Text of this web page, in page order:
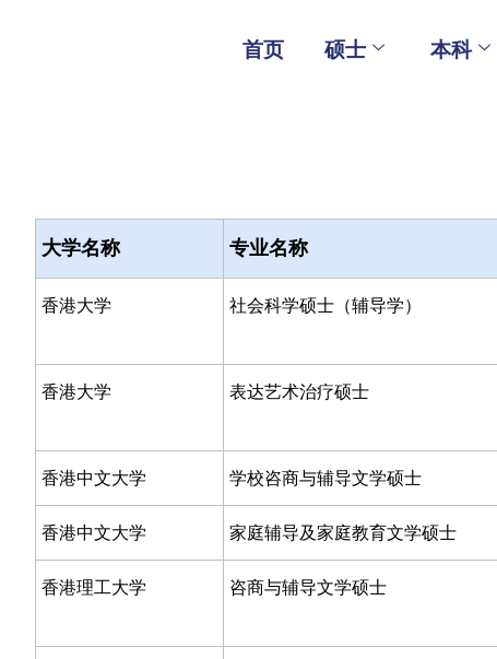
首页 硕士 本科
大学名称 专业名称
香港大学 社会科学硕士（辅导学）
香港大学 表达艺术治疗硕士
香港中文大学 学校咨商与辅导文学硕士
香港中文大学 家庭辅导及家庭教育文学硕士
香港理工大学 咨商与辅导文学硕士